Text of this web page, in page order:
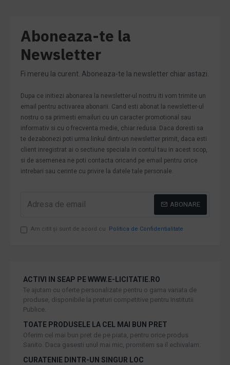
Aboneaza-te la
Newsletter
Fi mereu la curent. Aboneaza-te la newsletter chiar astazi.
Dupa ce initiezi abonarea la newsletter-ul nostru iti vom trimite un
email pentru activarea abonarii. Cand esti abonat la newsletter-ul
nostru o sa primesti emailuri cu un caracter promotional sau
informativ si cu o frecventa medie, chiar redusa. Daca doresti sa
te dezabonezi poti urma linkul dintr-un newsletter primit, daca esti
client inregistrat ai o sectiune speciala in contul tau in acest scop,
si de asemenea ne poti contacta oricand pe email pentru orice
intrebari sau cerinte cu privire la datele tale personale.
ABONARE
Am citit şi sunt de acord cu Politica de Confidentialitate
ACTIVI IN SEAP PE WWW.E-LICITATIE.RO
Te ajutam cu oferte personalizate pentru o gama variata de
produse, disponibile la preturi competitive pentru Institutii
Publice.
TOATE PRODUSELE LA CEL MAI BUN PRET
Oferim cel mai bun pret de pe piata, pentru orice produs
Sanito. Daca gasesti unul mai mic, promitem sa il echivalam.
CURATENIE DINTR-UN SINGUR LOC